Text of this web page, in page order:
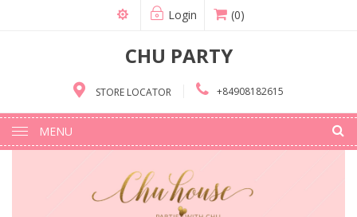
Login (0)
CHU PARTY
STORE LOCATOR +84908182615
MENU